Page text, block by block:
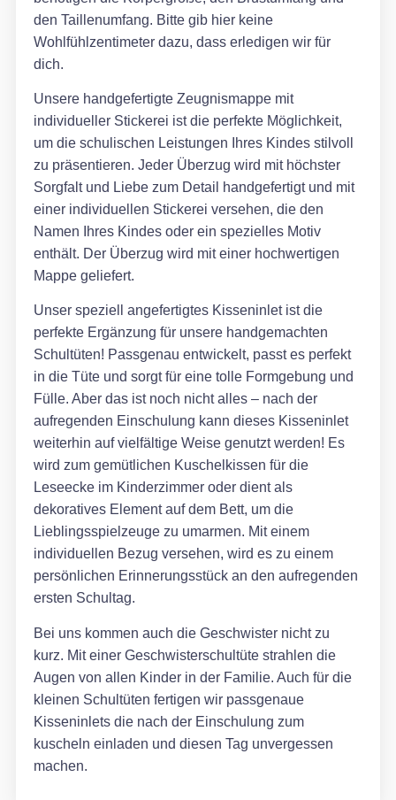
den Taillenumfang. Bitte gib hier keine
Wohlfühlzentimeter dazu, dass erledigen wir für
dich.
Unsere handgefertigte Zeugnismappe mit
individueller Stickerei ist die perfekte Möglichkeit,
um die schulischen Leistungen Ihres Kindes stilvoll
zu präsentieren. Jeder Überzug wird mit höchster
Sorgfalt und Liebe zum Detail handgefertigt und mit
einer individuellen Stickerei versehen, die den
Namen Ihres Kindes oder ein spezielles Motiv
enthält. Der Überzug wird mit einer hochwertigen
Mappe geliefert.
Unser speziell angefertigtes Kisseninlet ist die
perfekte Ergänzung für unsere handgemachten
Schultüten! Passgenau entwickelt, passt es perfekt
in die Tüte und sorgt für eine tolle Formgebung und
Fülle. Aber das ist noch nicht alles – nach der
aufregenden Einschulung kann dieses Kisseninlet
weiterhin auf vielfältige Weise genutzt werden! Es
wird zum gemütlichen Kuschelkissen für die
Leseecke im Kinderzimmer oder dient als
dekoratives Element auf dem Bett, um die
Lieblingsspielzeuge zu umarmen. Mit einem
individuellen Bezug versehen, wird es zu einem
persönlichen Erinnerungsstück an den aufregenden
ersten Schultag.
Bei uns kommen auch die Geschwister nicht zu
kurz. Mit einer Geschwisterschultüte strahlen die
Augen von allen Kinder in der Familie. Auch für die
kleinen Schultüten fertigen wir passgenaue
Kisseninlets die nach der Einschulung zum
kuscheln einladen und diesen Tag unvergessen
machen.